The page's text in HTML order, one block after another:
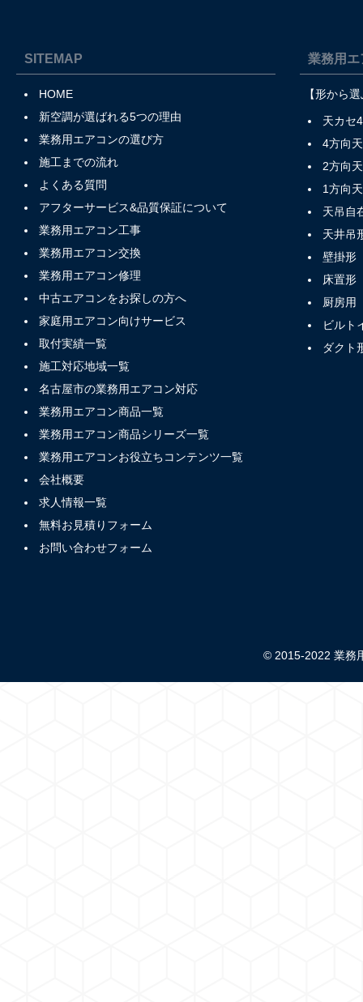
SITEMAP
HOME
新空調が選ばれる5つの理由
業務用エアコンの選び方
施工までの流れ
よくある質問
アフターサービス&品質保証について
業務用エアコン工事
業務用エアコン交換
業務用エアコン修理
中古エアコンをお探しの方へ
家庭用エアコン向けサービス
取付実績一覧
施工対応地域一覧
名古屋市の業務用エアコン対応
業務用エアコン商品一覧
業務用エアコン商品シリーズ一覧
業務用エアコンお役立ちコンテンツ一覧
会社概要
求人情報一覧
無料お見積りフォーム
お問い合わせフォーム
業務用エ
【形から
天カセ
4方向
2方向
1方向
天吊自
天井吊
壁掛形
床置形
厨房用
ビルト
ダクト
© 2015-2022 業務